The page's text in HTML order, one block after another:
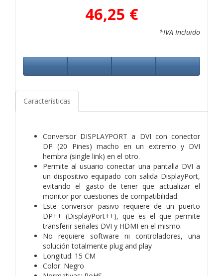
46,25 €
*IVA Incluido
Características
Conversor DISPLAYPORT a DVI con conector
DP (20 Pines) macho en un extremo y DVI
hembra (single link) en el otro.
Permite al usuario conectar una pantalla DVI a
un dispositivo equipado con salida DisplayPort,
evitando el gasto de tener que actualizar el
monitor por cuestiones de compatibilidad.
Este conversor pasivo requiere de un puerto
DP++ (DisplayPort++), que es el que permite
transferir señales DVI y HDMI en el mismo.
No requiere software ni controladores, una
solución totalmente plug and play
Longitud: 15 CM
Color: Negro